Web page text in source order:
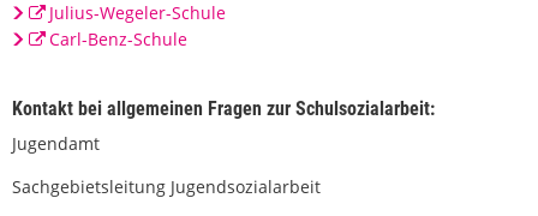
Julius-Wegeler-Schule
Carl-Benz-Schule
Kontakt bei allgemeinen Fragen zur Schulsozialarbeit:
Jugendamt
Sachgebietsleitung Jugendsozialarbeit